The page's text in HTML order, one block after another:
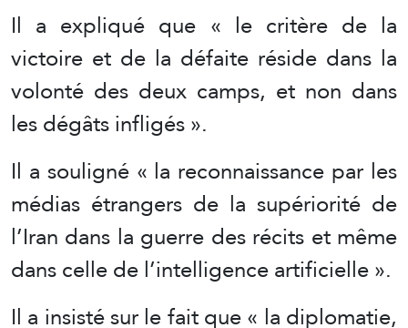
Il a expliqué que « le critère de la
victoire et de la défaite réside dans la
volonté des deux camps, et non dans
les dégâts infligés ».
Il a souligné « la reconnaissance par les
médias étrangers de la supériorité de
l’Iran dans la guerre des récits et même
dans celle de l’intelligence artificielle ».
Il a insisté sur le fait que « la diplomatie,